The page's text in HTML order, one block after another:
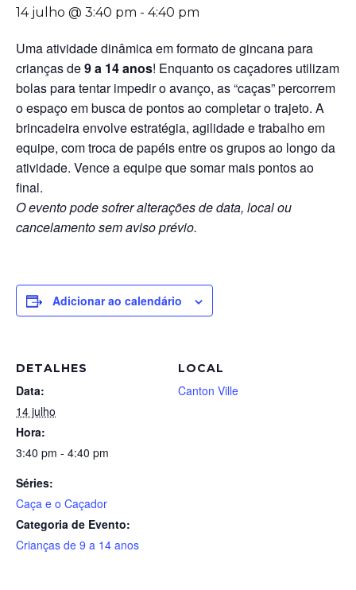
14 julho @ 3:40 pm - 4:40 pm
Uma atividade dinâmica em formato de gincana para
crianças de9 a 14 anos! Enquanto os caçadores utilizam
bolas para tentar impedir o avanço, as “caças” percorrem
o espaço em busca de pontos ao completar o trajeto. A
brincadeira envolve estratégia, agilidade e trabalho em
equipe, com troca de papéis entre os grupos ao longo da
atividade. Vence a equipe que somar mais pontos ao
final.
O evento pode sofrer alterações de data, local ou
cancelamento sem aviso prévio.
Adicionar ao calendário
DETALHES
Data:
14 julho
Hora:
3:40 pm - 4:40 pm
Séries:
Caça e o Caçador
Categoria de Evento:
Crianças de 9 a 14 anos
LOCAL
Canton Ville